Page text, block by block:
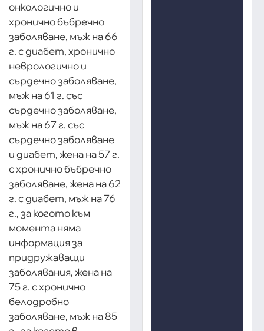
онкологично и
хронично бъбречно
заболяване, мъж на 66
г. с диабет, хронично
неврологично и
сърдечно заболяване,
мъж на 61 г. със
сърдечно заболяване,
мъж на 67 г. със
сърдечно заболяване
и диабет, жена на 57 г.
с хронично бъбречно
заболяване, жена на 62
г. с диабет, мъж на 76
г., за когото към
момента няма
информация за
придружаващи
заболявания, жена на
75 г. с хронично
белодробно
заболяване, мъж на 85